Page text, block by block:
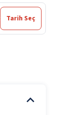
Tarih Seç